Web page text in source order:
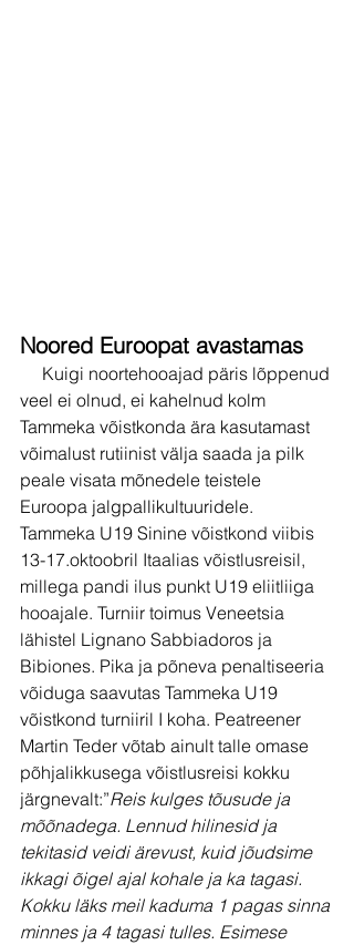
Noored Euroopat avastamas
Kuigi noortehooajad päris lõppenud
veel ei olnud, ei kahelnud kolm
Tammeka võistkonda ära kasutamast
võimalust rutiinist välja saada ja pilk
peale visata mõnedele teistele
Euroopa jalgpallikultuuridele.
Tammeka U19 Sinine võistkond viibis
13-17.oktoobril Itaalias võistlusreisil,
millega pandi ilus punkt U19 eliitliiga
hooajale. Turniir toimus Veneetsia
lähistel Lignano Sabbiadoros ja
Bibiones. Pika ja põneva penaltiseeria
võiduga saavutas Tammeka U19
võistkond turniiril I koha. Peatreener
Martin Teder võtab ainult talle omase
põhjalikkusega võistlusreisi kokku
järgnevalt:”Reis kulges tõusude ja
mõõnadega. Lennud hilinesid ja
tekitasid veidi ärevust, kuid jõudsime
ikkagi õigel ajal kohale ja ka tagasi.
Kokku läks meil kaduma 1 pagas sinna
minnes ja 4 tagasi tulles. Esimese